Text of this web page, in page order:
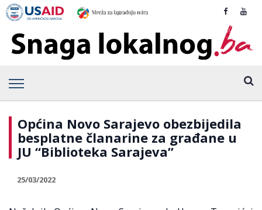
Općina Novo Sarajevo obezbijedila
besplatne članarine za građane u
JU “Biblioteka Sarajeva”
25/03/2022